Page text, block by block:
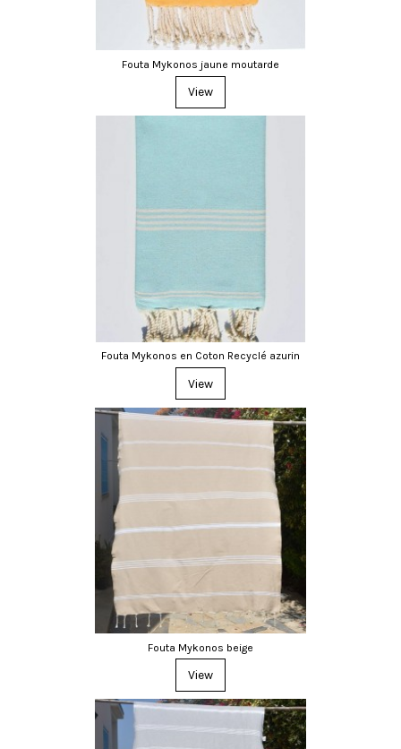
Fouta Mykonos jaune moutarde
View
Fouta Mykonos en Coton Recyclé azurin
View
Fouta Mykonos beige
View